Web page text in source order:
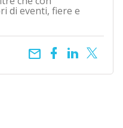
di eventi, fiere e
email